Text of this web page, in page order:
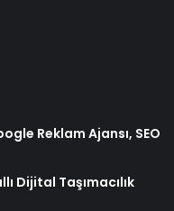
Reklam Ajansı, SEO
Dijital Taşımacılık